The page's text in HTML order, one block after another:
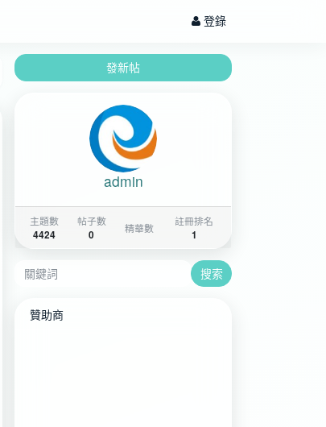
登錄
發新帖
admin
主題數
4424
帖子數
0
精華數
註冊排名
1
搜索
贊助商